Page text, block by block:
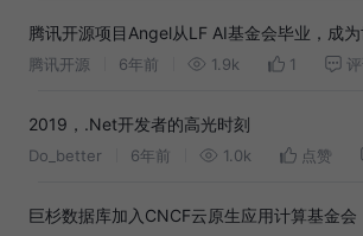
腾讯开源项目Angel从LF AI基金会毕业，成
腾讯开源 6年前 1.9k 1
2019，.Net开发者的高光时刻
Do_better 6年前 1.0k 点赞
巨杉数据库加入CNCF云原生应用计算基金会